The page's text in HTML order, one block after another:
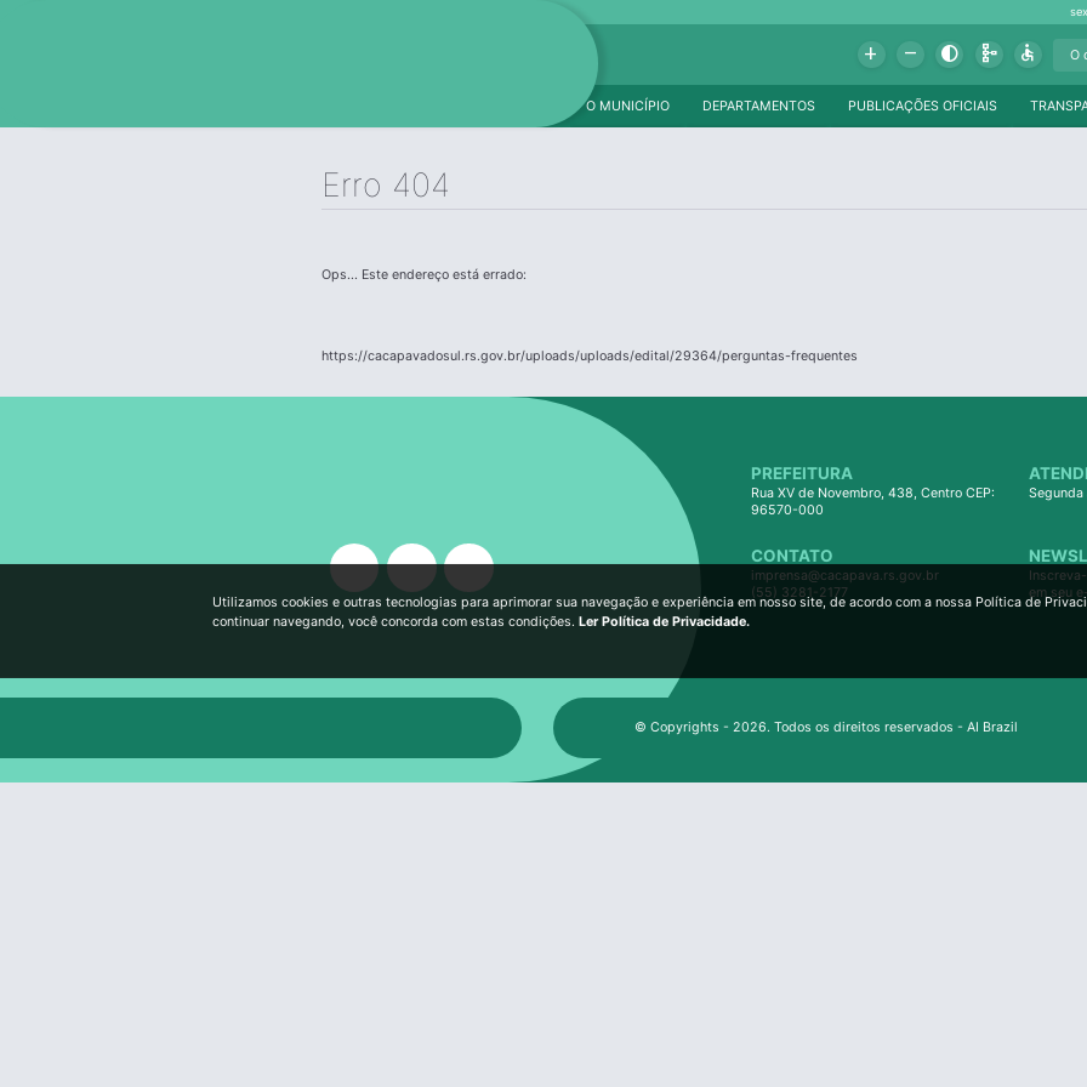
Add Remove Contrast Schema Accessible
PUBLICAÇÕES OFICIAIS
DEPARTAMENTOS
O MUNICÍPIO
Erro 404
Ops... Este endereço está errado:
https://cacapavadosul.rs.gov.br/uploads/uploads/edital/29364/perguntas-frequentes
PREFEITURA
Rua XV de Novembro, 438, Centro CEP:
96570-000
Segunda
CONTATO
imprensa@cacapava.rs.gov.br
(55) 3281-2177
em seu
© Copyrights - 2026. Todos os direitos reservados - AI Brazil
Utilizamos cookies e outras tecnologias para aprimorar sua navegação e experiência em nosso site, de acordo com a nossa Política de
continuar navegando, você concorda com estas condições. Ler Política de Privacidade.